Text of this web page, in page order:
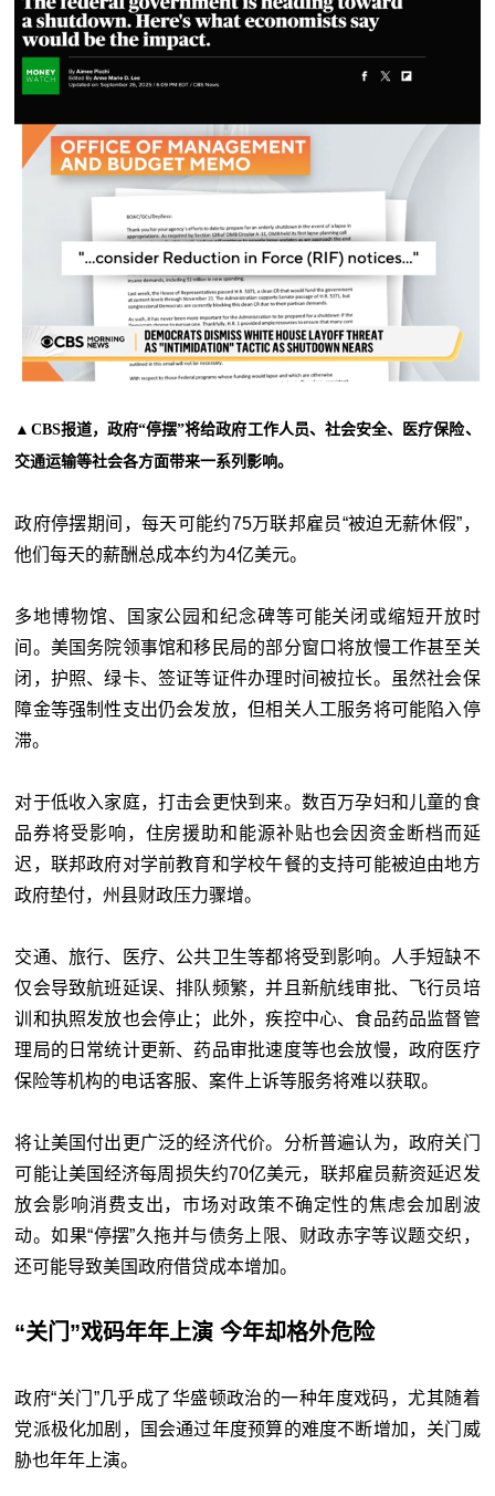
▲CBS报道，政府“停摆”将给政府工作人员、社会安全、医疗保险、
交通运输等社会各方面带来一系列影响。
政府停摆期间，每天可能约75万联邦雇员“被迫无薪休假”，
他们每天的薪酬总成本约为4亿美元。
多地博物馆、国家公园和纪念碑等可能关闭或缩短开放时
间。美国务院领事馆和移民局的部分窗口将放慢工作甚至关
闭，护照、绿卡、签证等证件办理时间被拉长。虽然社会保
障金等强制性支出仍会发放，但相关人工服务将可能陷入停
滞。
对于低收入家庭，打击会更快到来。数百万孕妇和儿童的食
品券将受影响，住房援助和能源补贴也会因资金断档而延
迟，联邦政府对学前教育和学校午餐的支持可能被迫由地方
政府垫付，州县财政压力骤增。
交通、旅行、医疗、公共卫生等都将受到影响。人手短缺不
仅会导致航班延误、排队频繁，并且新航线审批、飞行员培
训和执照发放也会停止；此外，疾控中心、食品药品监督管
理局的日常统计更新、药品审批速度等也会放慢，政府医疗
保险等机构的电话客服、案件上诉等服务将难以获取。
将让美国付出更广泛的经济代价。分析普遍认为，政府关门
可能让美国经济每周损失约70亿美元，联邦雇员薪资延迟发
放会影响消费支出，市场对政策不确定性的焦虑会加剧波
动。如果“停摆”久拖并与债务上限、财政赤字等议题交织，
还可能导致美国政府借贷成本增加。
“关门”戏码年年上演今年却格外危险
政府“关门”几乎成了华盛顿政治的一种年度戏码，尤其随着
党派极化加剧，国会通过年度预算的难度不断增加，关门威
胁也年年上演。